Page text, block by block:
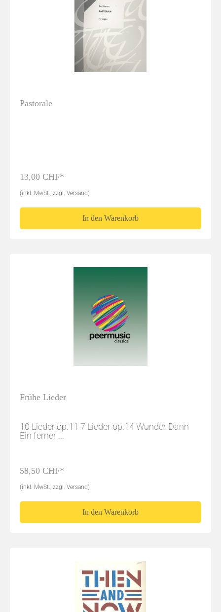
Pastorale
13,00 CHF*
(inkl. MwSt., zzgl. Versand)
In den Warenkorb
Frühe Lieder
10 Lieder op.11 7 Lieder op.14 Wunder Dann
Ein ferner ...
58,50 CHF*
(inkl. MwSt., zzgl. Versand)
In den Warenkorb